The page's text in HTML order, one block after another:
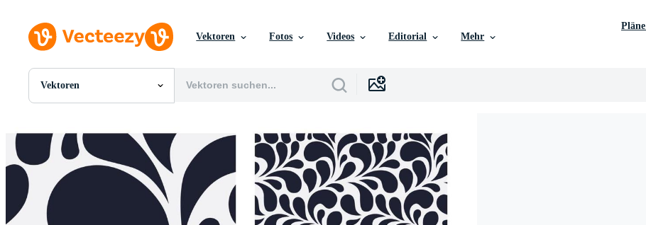
Vektoren Fotos Videos Editorial Mehr
Pläne
Vektoren
Alle Bilder
PNGs
PSDs
SVGs
Vorlagen